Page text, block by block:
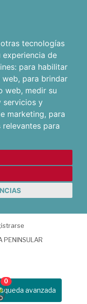
tecnologías
experiencia de
para habilitar
web, para brindar
web, medir su
servicios y
marketing, para
relevantes para
PENINSULAR
avanzada
0